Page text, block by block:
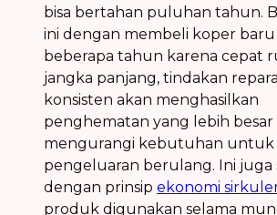
bisa bertahan puluhan tahun.
ini dengan membeli koper baru
beberapa tahun karena cepat
jangka panjang, tindakan
konsisten akan menghasilkan
penghematan yang lebih besar
mengurangi kebutuhan untuk
pengeluaran berulang. Ini juga
dengan prinsip ekonomi
produk digunakan selama